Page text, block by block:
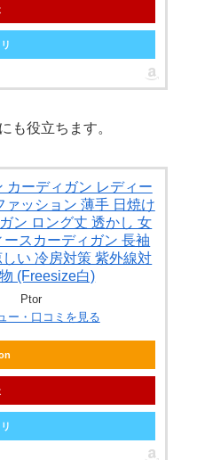
も役立ちます。
カーディガン レディー
ァッション 薄手 日焼け
ン ロング丈 透かし 女
ースカーディガン 長袖
い 冷房対策 紫外線対
(Freesize白)
Ptor
ー・口コミを見る